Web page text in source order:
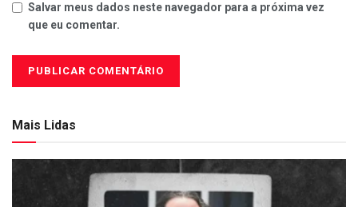
Salvar meus dados neste navegador para a próxima vez
que eu comentar.
Mais Lidas